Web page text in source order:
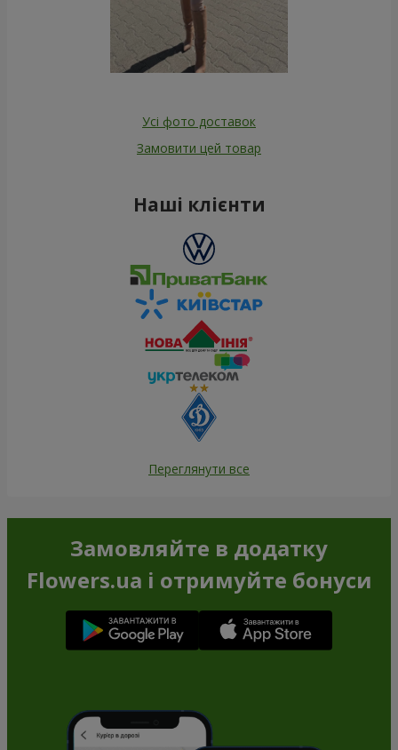
Усі фото доставок
Замовити цей товар
Наші клієнти
Переглянути все
Замовляйте в додатку
Flowers.ua і отримуйте бонуси